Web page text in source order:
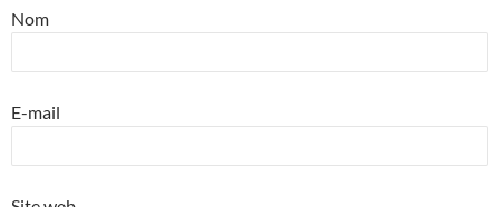
Nom
E-mail